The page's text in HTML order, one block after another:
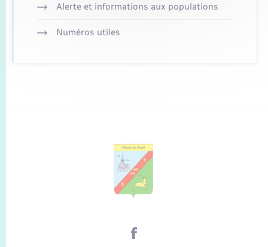
Alerte et informations aux populations
Numéros utiles